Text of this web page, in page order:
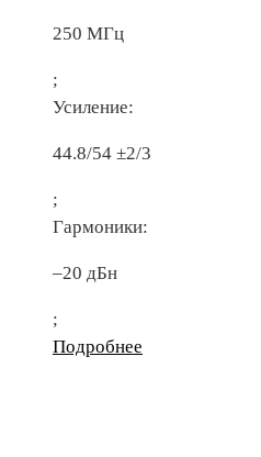
250 МГц
;
Усиление:
44.8/54 ±2/3
;
Гармоники:
–20 дБн
;
Подробнее